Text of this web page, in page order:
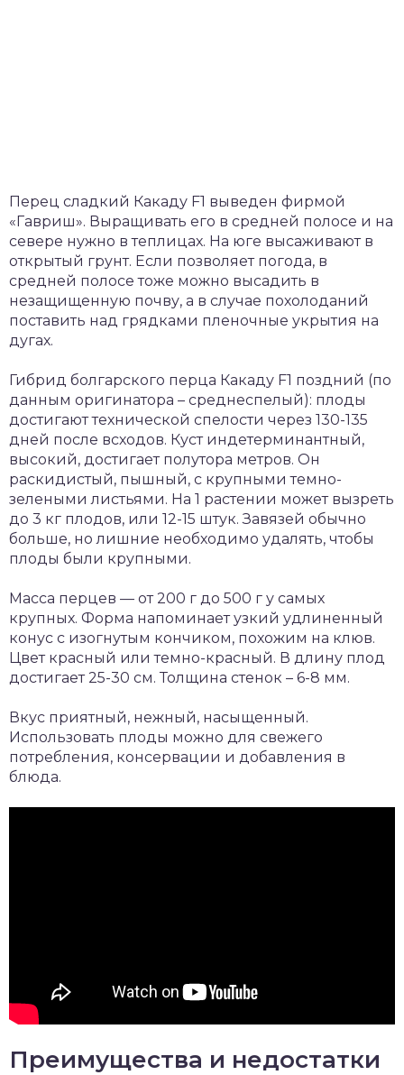
Перец сладкий Какаду F1 выведен фирмой
«Гавриш». Выращивать его в средней полосе и на
севере нужно в теплицах. На юге высаживают в
открытый грунт. Если позволяет погода, в
средней полосе тоже можно высадить в
незащищенную почву, а в случае похолоданий
поставить над грядками пленочные укрытия на
дугах.
Гибрид болгарского перца Какаду F1 поздний (по
данным оригинатора – среднеспелый): плоды
достигают технической спелости через 130-135
дней после всходов. Куст индетерминантный,
высокий, достигает полутора метров. Он
раскидистый, пышный, с крупными темно-
зелеными листьями. На 1 растении может вызреть
до 3 кг плодов, или 12-15 штук. Завязей обычно
больше, но лишние необходимо удалять, чтобы
плоды были крупными.
Масса перцев — от 200 г до 500 г у самых
крупных. Форма напоминает узкий удлиненный
конус с изогнутым кончиком, похожим на клюв.
Цвет красный или темно-красный. В длину плод
достигает 25-30 см. Толщина стенок – 6-8 мм.
Вкус приятный, нежный, насыщенный.
Использовать плоды можно для свежего
потребления, консервации и добавления в
блюда.
Преимущества и недостатки